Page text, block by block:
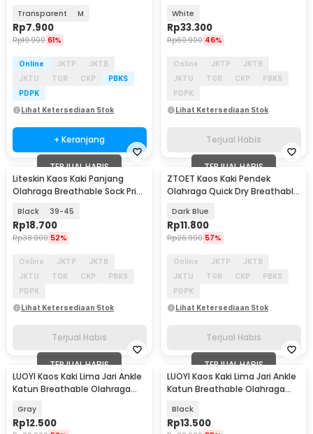
Transparent M
Rp7.900
Rp19.900 61%
Online JKTP
JKTB
JKTU
TGR CKP
PBKS
PDPK
Lihat Ketersediaan Stok
+ Keranjang
White
Rp33.300
Rp60.900 46%
Online JKTP
JKTB
JKTU
TGR CKP
PBKS
PDPK
Lihat Ketersediaan Stok
Terjual Habis
TERJUAL HABIS
Liteskin Kaos Kaki Panjang
Olahraga Breathable Sock Pria
Black 39-45
Rp18.700
Rp38.900 52%
Online JKTP
JKTB
JKTU
TGR CKP
PBKS
PDPK
Lihat Ketersediaan Stok
Terjual Habis
TERJUAL HABIS
ZTOET Kaos Kaki Pendek
Olahraga Quick Dry Breathable
Dark Blue
Rp11.800
Rp26.900 57%
Online JKTP
JKTB
JKTU
TGR CKP
PBKS
PDPK
Lihat Ketersediaan Stok
Terjual Habis
TERJUAL HABIS
LUOYI Kaos Kaki Lima Jari Ankle
Katun Breathable Olahraga
Gray
Rp12.500
TERJUAL HABIS
LUOYI Kaos Kaki Lima Jari Ankle
Katun Breathable Olahraga
Black
Rp13.500